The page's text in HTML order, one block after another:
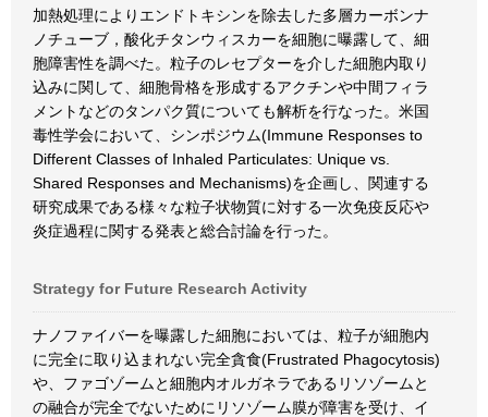
加熱処理によりエンドトキシンを除去した多層カーボンナ
ノチューブ，酸化チタンウィスカーを細胞に曝露して、細
胞障害性を調べた。粒子のレセプターを介した細胞内取り
込みに関して、細胞骨格を形成するアクチンや中間フィラ
メントなどのタンパク質についても解析を行なった。米国
毒性学会において、シンポジウム(Immune Responses to
Different Classes of Inhaled Particulates: Unique vs.
Shared Responses and Mechanisms)を企画し、関連する
研究成果である様々な粒子状物質に対する一次免疫反応や
炎症過程に関する発表と総合討論を行った。
Strategy for Future Research Activity
ナノファイバーを曝露した細胞においては、粒子が細胞内
に完全に取り込まれない完全貪食(Frustrated Phagocytosis)
や、ファゴゾームと細胞内オルガネラであるリソゾームと
の融合が完全でないためにリソゾーム膜が障害を受け、イ